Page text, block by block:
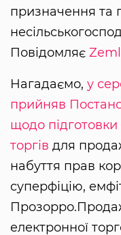
призначення та
Повідомляє
Нагадаємо, у
прийняв
щодо
торгів для
набуття прав
суперфіцію,
електронної